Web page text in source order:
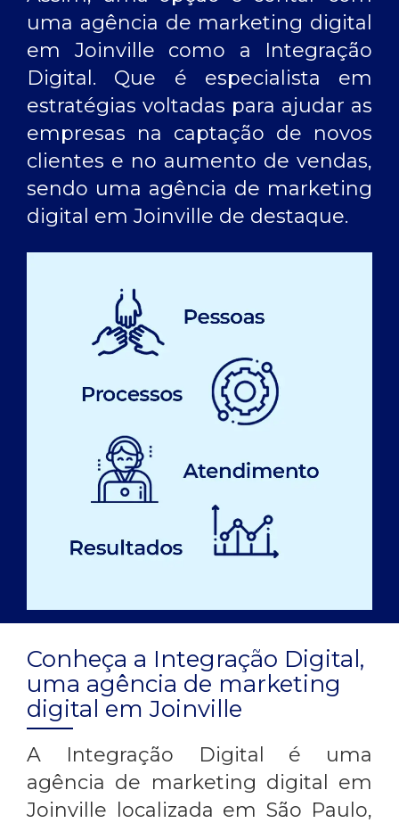
uma agência de marketing digital
em Joinville como a Integração
Digital. Que é especialista em
estratégias voltadas para ajudar as
empresas na captação de novos
clientes e no aumento de vendas,
sendo uma agência de marketing
digital em Joinville de destaque.
Conheça a Integração Digital,
uma agência de marketing
digital em Joinville
A Integração Digital é uma
agência de marketing digital em
Joinville localizada em São Paulo,